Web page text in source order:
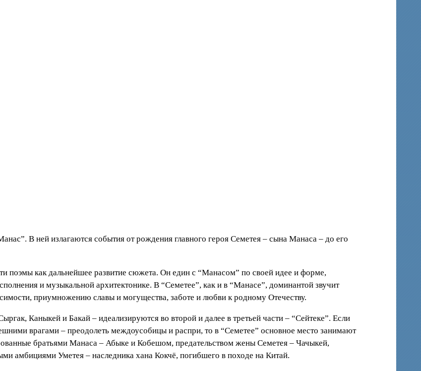
В ней излагаются события от рождения главного героя Семетея – сына Манаса – до его
поэмы как дальнейшее развитие сюжета. Он един с “Манасом” по своей идее и форме,
и музыкальной архитектонике. В “Семетее”, как и в “Манасе”, доминантой звучит
приумножению славы и могущества, заботе и любви к родному Отечеству.
Каныкей и Бакай – идеализируются во второй и далее в третьей части – “Сейтеке”. Если
врагами – преодолеть междоусобицы и распри, то в “Семетее” основное место занимают
братьями Манаса – Абыке и Кобешом, предательством жены Семетея – Чачыкей,
амбициями Уметея – наследника хана Кокчё, погибшего в походе на Китай.